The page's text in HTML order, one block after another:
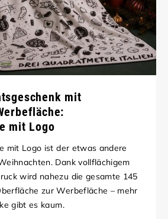
mit
mit Logo
mit Logo ist der etwas andere
Dank vollflächigem
wird nahezu die gesamte 145
zur Werbefläche – mehr
gibt es kaum.